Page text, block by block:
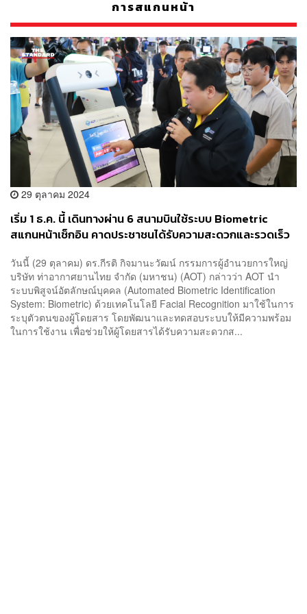
การสแกนหน้า
29 ตุลาคม 2024
เริ่ม 1 ธ.ค. นี้ เดินทางผ่าน 6 สนามบินใช้ระบบ Biometric
สแกนหน้าเช็กอิน คาดประชาชนได้รับความสะดวกและรวดเร็ว
วันนี้ (29 ตุลาคม) ดร.กีรติ กิจมานะวัฒน์ กรรมการผู้อำนวยการใหญ่
บริษัท ท่าอากาศยานไทย จำกัด (มหาชน) (AOT) กล่าวว่า AOT นำ
ระบบพิสูจน์อัตลักษณ์บุคคล (Automated Biometric Identification
System: Biometric) ด้วยเทคโนโลยี Facial Recognition มาใช้ในการ
ระบุตัวตนของผู้โดยสาร โดยพัฒนาและทดสอบระบบให้มีความพร้อม
ในการใช้งาน เพื่อช่วยให้ผู้โดยสารได้รับความสะดวกส...